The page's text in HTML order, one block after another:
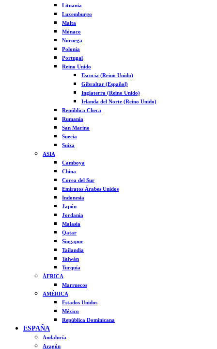
Lituania
Luxemburgo
Malta
Mónaco
Noruega
Polonia
Portugal
Reino Unido
Escocia (Reino Unido)
Gibraltar (Español)
Inglaterra (Reino Unido)
Irlanda del Norte (Reino Unido)
República Checa
Rumanía
San Marino
Suecia
Suiza
ASIA
Camboya
China
Corea del Sur
Emiratos Árabes Unidos
Indonesia
Japón
Jordania
Malasia
Qatar
Singapur
Tailandia
Taiwán
Turquía
ÁFRICA
Marruecos
AMÉRICA
Estados Unidos
México
República Dominicana
ESPAÑA
Andalucía
Aragón